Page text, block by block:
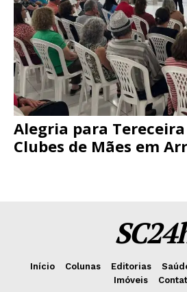
Alegria para
Clubes de Mães em
Início Colunas Editorias
Imóveis